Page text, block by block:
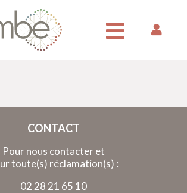
CONTACT
Pour nous contacter et
toute(s) réclamation(s) :
02 28 21 65 10